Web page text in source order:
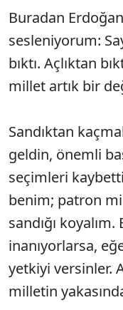
Buradan
sesleniyorum:
bıktı. Açlıktan
millet artık bir
Sandıktan
geldin, önemli
seçimleri
benim; patron
sandığı
inanıyorlarsa,
yetkiyi versinler.
milletin